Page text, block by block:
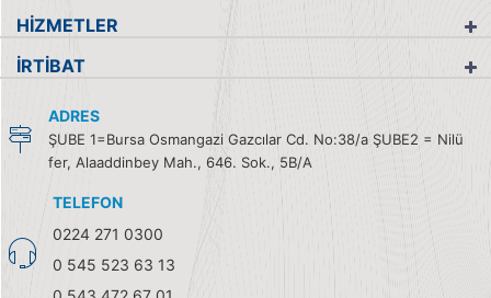
HİZMETLER
İRTİBAT
ADRES
ŞUBE 1=Bursa Osmangazi Gazcılar Cd. No:38/a ŞUBE2 = Nilü
fer, Alaaddinbey Mah., 646. Sok., 5B/A
TELEFON
0224 271 0300
0 545 523 63 13